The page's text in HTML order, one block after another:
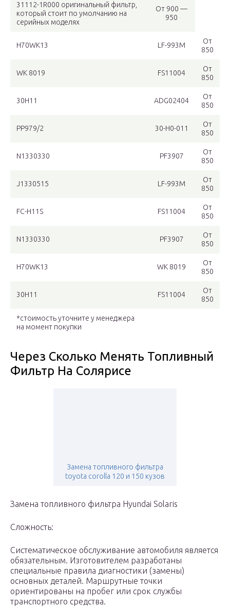
31112-1R000 оригинальный фильтр,
который стоит по умолчанию на
серийных моделях
От 900 —
950
H70WK13 LF-993M
От
850
WK 8019 FS11004
От
850
30H11 ADG02404
От
850
PP979/2 30-H0-011
От
850
N1330330 PF3907
От
850
J1330515 LF-993M
От
850
FC-H11S FS11004
От
850
N1330330 PF3907
От
850
H70WK13 WK 8019
От
850
30H11 FS11004
От
850
*стоимость уточните у менеджера
на момент покупки
Через Сколько Менять Топливный
Фильтр На Солярисе
Замена топливного фильтра
toyota corolla 120 и 150 кузов
Замена топливного фильтра Hyundai Solaris
Сложность:
Систематическое обслуживание автомобиля является
обязательным. Изготовителем разработаны
специальные правила диагностики (замены)
основных деталей. Маршрутные точки
ориентированы на пробег или срок службы
транспортного средства.